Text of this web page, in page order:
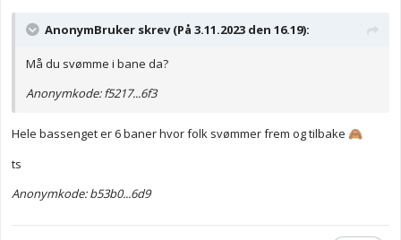
AnonymBruker skrev (På 3.11.2023 den 16.19):
Må du svømme i bane da?
Anonymkode: f5217...6f3
Hele bassenget er 6 baner hvor folk svømmer frem og tilbake 🙈
ts
Anonymkode: b53b0...6d9